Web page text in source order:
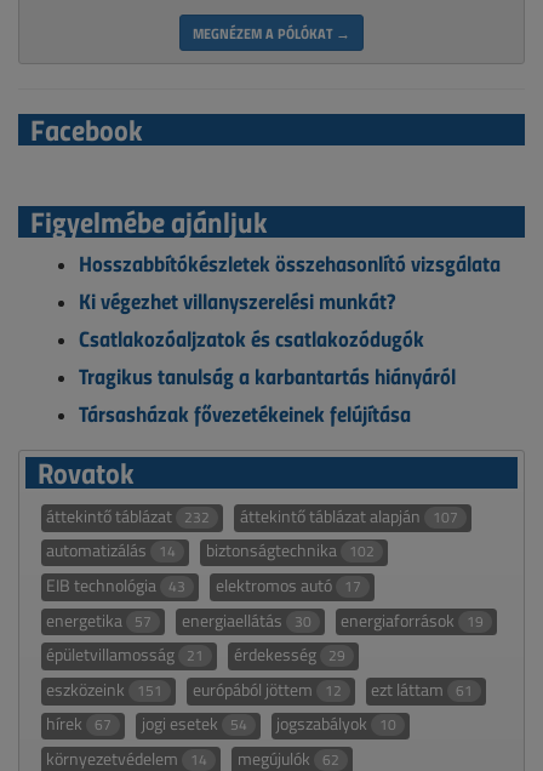
MEGNÉZEM A PÓLÓKAT →
Facebook
Figyelmébe ajánljuk
Hosszabbítókészletek összehasonlító vizsgálata
Ki végezhet villanyszerelési munkát?
Csatlakozóaljzatok és csatlakozódugók
Tragikus tanulság a karbantartás hiányáról
Társasházak fővezetékeinek felújítása
Rovatok
áttekintő táblázat 232 áttekintő táblázat alapján 107
automatizálás 14 biztonságtechnika 102
EIB technológia 43 elektromos autó 17
energetika 57 energiaellátás 30 energiaforrások 19
épületvillamosság 21 érdekesség 29
eszközeink 151 európából jöttem 12 ezt láttam 61
hírek 67 jogi esetek 54 jogszabályok 10
környezetvédelem 14 megújulók 62